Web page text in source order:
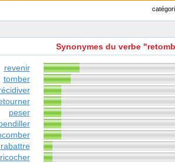
Synonymes du verbe
revenir
tomber
peser
ricocher